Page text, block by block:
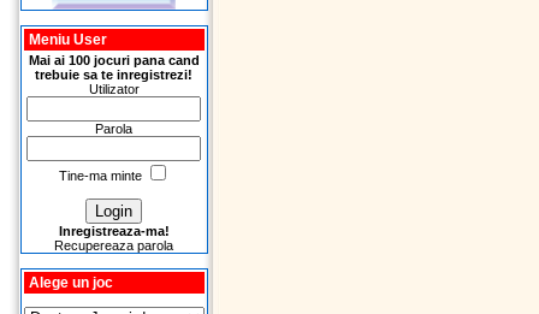
Meniu User
Mai ai 100 jocuri pana cand
trebuie sa te inregistrezi!
Utilizator
Parola
Tine-ma minte
Inregistreaza-ma!
Recupereaza parola
Alege un joc